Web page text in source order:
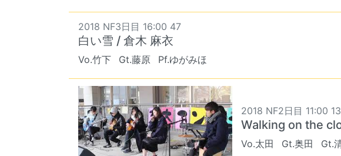
2018 NF3日目 16:00 47
白い雪 / 倉木 麻衣
Vo.竹下 Gt.藤原 Pf.ゆがみほ
2018 NF2日目 11:00 13
Walking on the
Vo.太田 Gt.奥田 Gt.